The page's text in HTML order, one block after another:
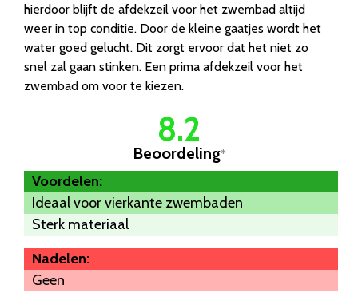
hierdoor blijft de afdekzeil voor het zwembad altijd
weer in top conditie. Door de kleine gaatjes wordt het
water goed gelucht. Dit zorgt ervoor dat het niet zo
snel zal gaan stinken. Een prima afdekzeil voor het
zwembad om voor te kiezen.
8.2
Beoordeling*
Voordelen:
Ideaal voor vierkante zwembaden
Sterk materiaal
Nadelen:
Geen